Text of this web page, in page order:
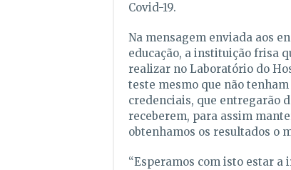
Covid-19.
Na mensagem enviada aos
educação, a instituição frisa
realizar no Laboratório do
teste mesmo que não
credenciais, que entregarão
receberem, para assim
obtenhamos os resultados o
“Esperamos com isto estar a